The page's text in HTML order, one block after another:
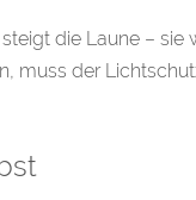
die Laune –
muss der